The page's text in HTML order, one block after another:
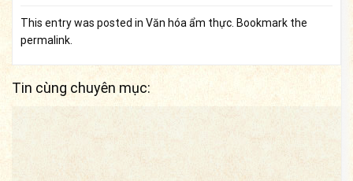
This entry was posted in Văn hóa ẩm thực. Bookmark the
permalink.
Tin cùng chuyên mục: